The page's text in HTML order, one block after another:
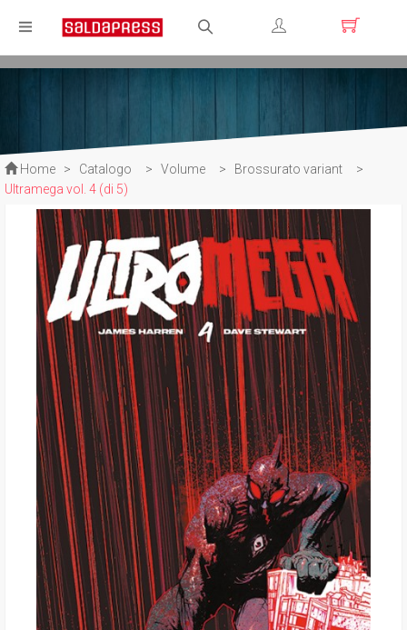
Registrati
Home > Catalogo > Volume > Brossurato variant
>
Ultramega vol. 4 (di 5)